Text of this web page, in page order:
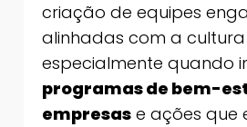
criação de equipes
alinhadas com a
especialmente quando
programas de bem-
empresas e ações que